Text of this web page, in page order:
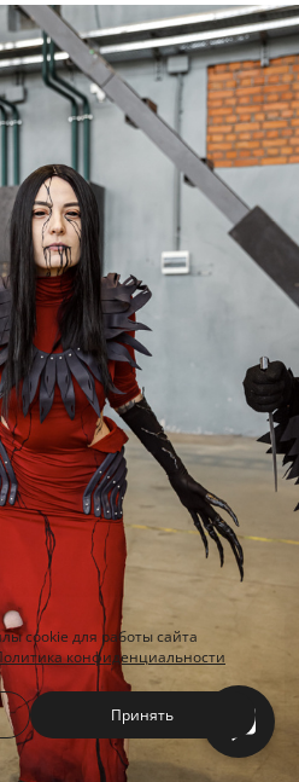
cookie для работы сайта
конфиденциальности
Принять